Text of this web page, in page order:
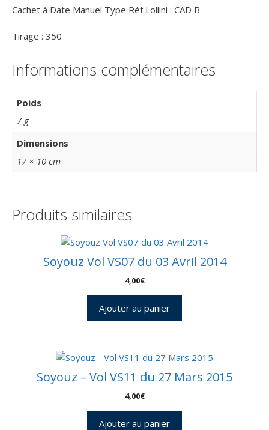
Cachet à Date Manuel Type Réf Lollini : CAD B
Tirage : 350
Informations complémentaires
Poids
7 g
Dimensions
17 × 10 cm
Produits similaires
Soyouz Vol VS07 du 03 Avril 2014
4,00€
Ajouter au panier
Soyouz – Vol VS11 du 27 Mars 2015
4,00€
Ajouter au panier